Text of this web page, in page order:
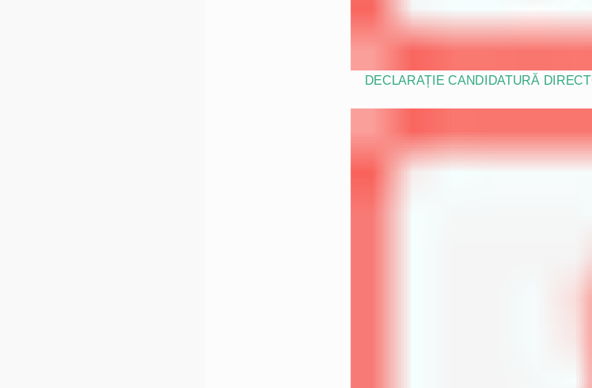
DECLARAȚIE CANDIDATURĂ